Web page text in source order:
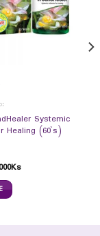
Systemic
Healing (60`s)
Ks